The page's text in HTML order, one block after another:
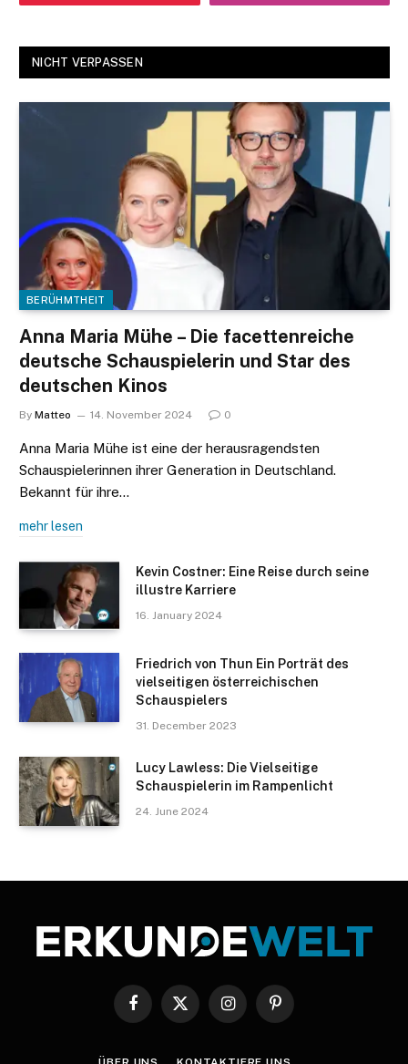
NICHT VERPASSEN
BERÜHMTHEIT
Anna Maria Mühe – Die facettenreiche
deutsche Schauspielerin und Star des
deutschen Kinos
By Matteo 14. November 2024 0
Anna Maria Mühe ist eine der herausragendsten
Schauspielerinnen ihrer Generation in Deutschland.
Bekannt für ihre…
mehr lesen
Kevin Costner: Eine Reise durch seine
illustre Karriere
16. January 2024
Friedrich von Thun Ein Porträt des
vielseitigen österreichischen
Schauspielers
31. December 2023
Lucy Lawless: Die Vielseitige
Schauspielerin im Rampenlicht
24. June 2024
Facebook
X
InstagramPinterest